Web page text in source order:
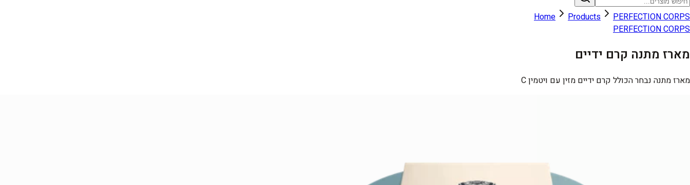
Home Products
PERFECTION CORPS
PERFECTION CORPS
מארז מתנה קרם ידיים
מארז מתנה נבחר הכולל קרם ידיים מזין עם ויטמין C